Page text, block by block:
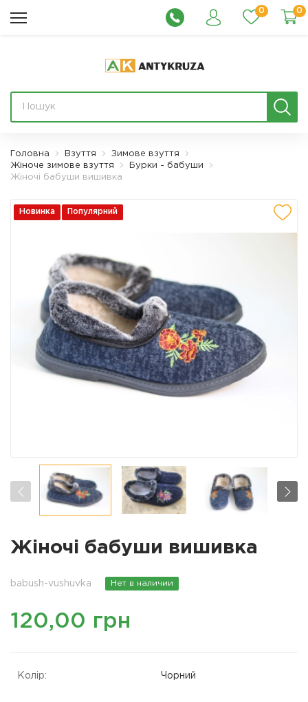
0 0
Головна Взуття
Зимове взуття
Жіноче зимове взуття
Бурки - бабуши
Жіночі бабуши вишивка
Новинка Популярний
Жіночі бабуши вишивка
babush-vushuvka Нет в наличии
120,00 грн
Колір: Чорний